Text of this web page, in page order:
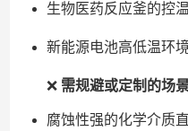
生物医药反应釜的控
新能源电池高低温环
❌ 需规避或定制的场
腐蚀性强的化学介质